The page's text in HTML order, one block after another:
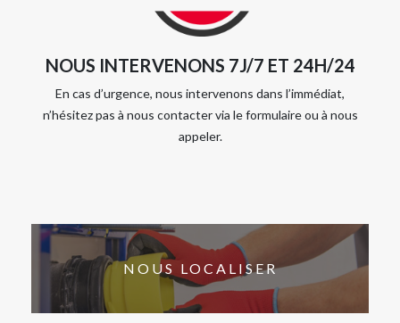
NOUS INTERVENONS 7J/7 ET 24H/24
En cas d’urgence, nous intervenons dans l’immédiat,
n’hésitez pas à nous contacter via le formulaire ou à nous
appeler.
NOUS LOCALISER